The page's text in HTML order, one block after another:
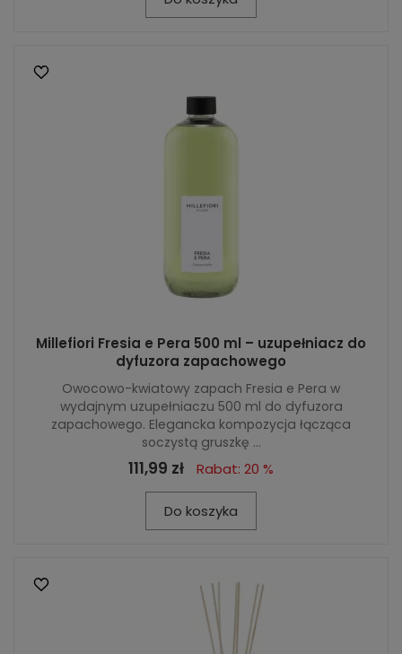
Millefiori Fresia e Pera 500 ml – uzupełniacz do
dyfuzora zapachowego
Owocowo-kwiatowy zapach Fresia e Pera w
wydajnym uzupełniaczu 500 ml do dyfuzora
zapachowego. Elegancka kompozycja łącząca
soczystą gruszkę ...
111,99 zł Rabat: 20 %
Do koszyka